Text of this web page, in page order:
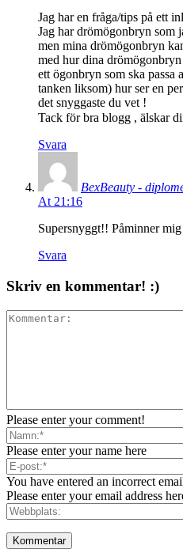
Jag har en fråga/tips på ett
Jag har drömögonbryn som
men mina drömögonbryn
med hur dina
ett ögonbryn som ska passa
tanken liksom) hur ser en
det snyggaste du vet !
Tack för bra blogg , älskar
Svara
BexBeauty -
At 21:16
Supersnyggt!! Påminner
Svara
Skriv en kommentar! :)
Please enter your comment!
Please enter your name here
You have entered an incorrect
Please enter your email address